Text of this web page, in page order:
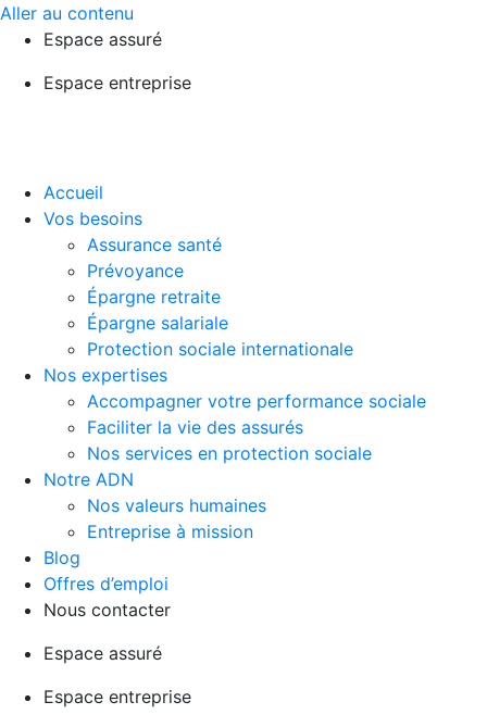
Aller au contenu
Espace assuré
Espace entreprise
Accueil
Vos besoins
Assurance santé
Prévoyance
Épargne retraite
Épargne salariale
Protection sociale internationale
Nos expertises
Accompagner votre performance sociale
Faciliter la vie des assurés
Nos services en protection sociale
Notre ADN
Nos valeurs humaines
Entreprise à mission
Blog
Offres d’emploi
Nous contacter
Espace assuré
Espace entreprise